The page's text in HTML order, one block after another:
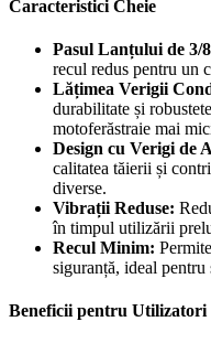
Caracteristici Cheie
Pasul Lanțului de 3/
recul redus pentru un
Lățimea Verigii
durabilitate și
motoferăstraie mai
Design cu Verigi de
calitatea tăierii și
diverse.
Vibrații Reduse:
în timpul utilizării
Recul Minim:
siguranță, ideal pentru
Beneficii pentru Utilizatori